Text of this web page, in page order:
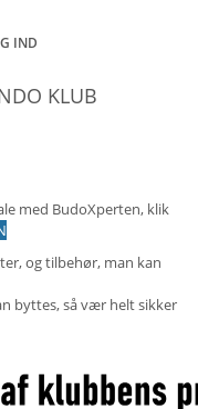
IND
KLUB
med BudoXperten, klik
og tilbehør, man kan
byttes, så vær helt sikker